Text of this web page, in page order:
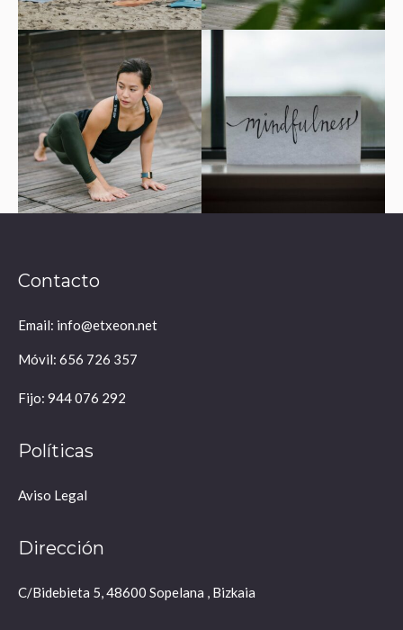
Contacto
Email: info@etxeon.net
Móvil: 656 726 357
Fijo: 944 076 292
Políticas
Aviso Legal
Dirección
C/Bidebieta 5, 48600 Sopelana , Bizkaia